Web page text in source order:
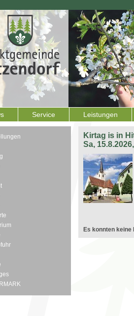
Service Leistungen
Kirtag is in
Sa,
Es konnten keine